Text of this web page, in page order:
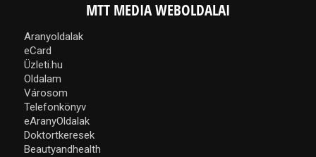
MTT MEDIA WEBOLDALAI
Aranyoldalak
eCard
Üzleti.hu
Oldalam
Városom
Telefonkönyv
eAranyOldalak
Doktortkeresek
Beautyandhealth